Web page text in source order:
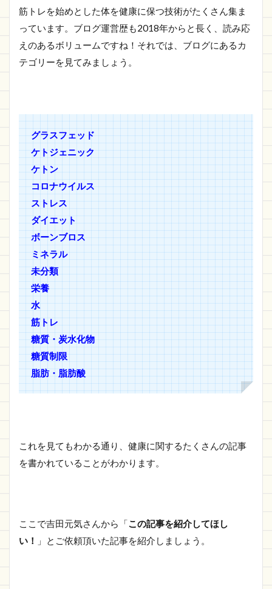
筋トレを始めとした体を健康に保つ技術がたくさん集ま
っています。ブログ運営歴も2018年からと長く、読み応
えのあるボリュームですね！それでは、ブログにあるカ
テゴリーを見てみましょう。
グラスフェッド
ケトジェニック
ケトン
コロナウイルス
ストレス
ダイエット
ボーンブロス
ミネラル
未分類
栄養
水
筋トレ
糖質・炭水化物
糖質制限
脂肪・脂肪酸
これを見てもわかる通り、健康に関するたくさんの記事
を書かれていることがわかります。
ここで吉田元気さんから「この記事を紹介してほし
い！
」とご依頼頂いた記事を紹介しましょう。